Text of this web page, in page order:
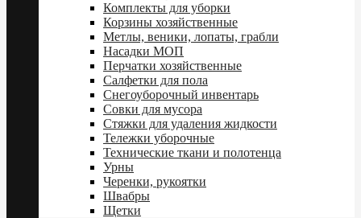
Комплекты для уборки
Корзины хозяйственные
Метлы, веники, лопаты, грабли
Насадки МОП
Перчатки хозяйственные
Салфетки для пола
Снегоуборочный инвентарь
Совки для мусора
Стяжки для удаления жидкости
Тележки уборочные
Технические ткани и полотенца
Урны
Черенки, рукоятки
Швабры
Щетки